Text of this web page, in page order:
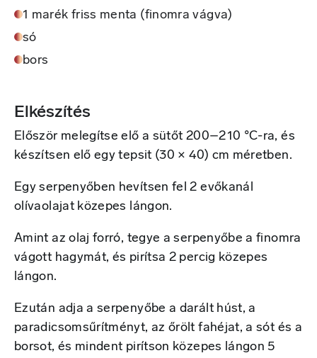
1 marék friss menta (finomra vágva)
só
bors
Elkészítés
Először melegítse elő a sütőt 200–210 °C-ra, és
készítsen elő egy tepsit (30 × 40) cm méretben.
Egy serpenyőben hevítsen fel 2 evőkanál
olívaolajat közepes lángon.
Amint az olaj forró, tegye a serpenyőbe a finomra
vágott hagymát, és pirítsa 2 percig közepes
lángon.
Ezután adja a serpenyőbe a darált húst, a
paradicsomsűrítményt, az őrölt fahéjat, a sót és a
borsot, és mindent pirítson közepes lángon 5